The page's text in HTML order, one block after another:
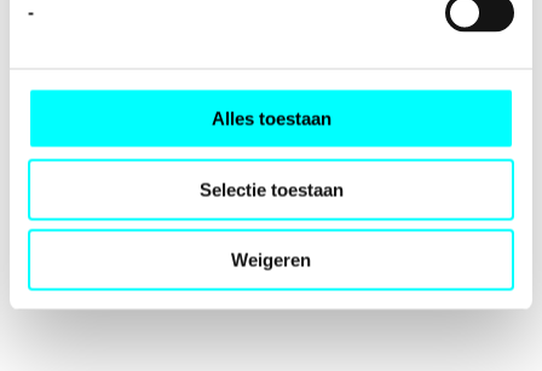
-
Alles toestaan
Selectie toestaan
Weigeren